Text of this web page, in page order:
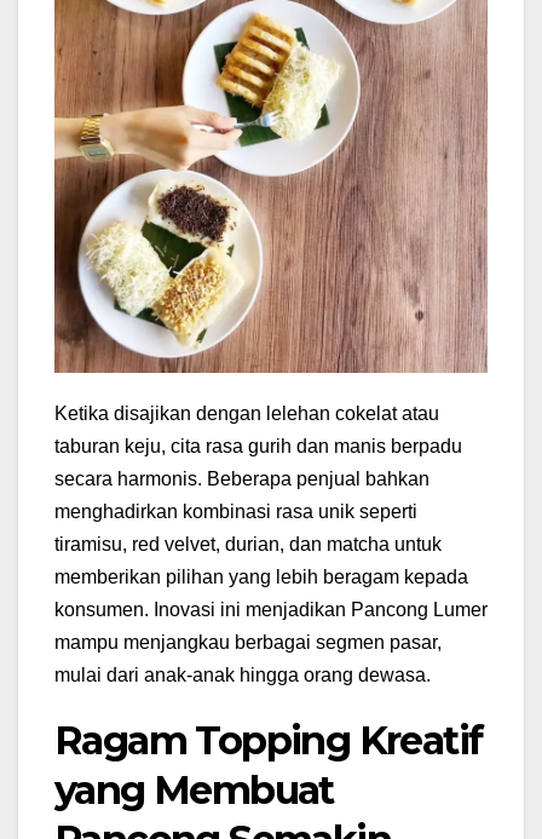
Ketika disajikan dengan lelehan cokelat atau
taburan keju, cita rasa gurih dan manis berpadu
secara harmonis. Beberapa penjual bahkan
menghadirkan kombinasi rasa unik seperti
tiramisu, red velvet, durian, dan matcha untuk
memberikan pilihan yang lebih beragam kepada
konsumen. Inovasi ini menjadikan Pancong Lumer
mampu menjangkau berbagai segmen pasar,
mulai dari anak-anak hingga orang dewasa.
Ragam Topping Kreatif
yang Membuat